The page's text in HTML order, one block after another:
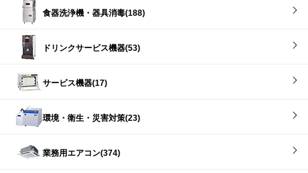
食器洗浄機・器具消毒(188)
ドリンクサービス機器(53)
サービス機器(17)
環境・衛生・災害対策(23)
業務用エアコン(374)